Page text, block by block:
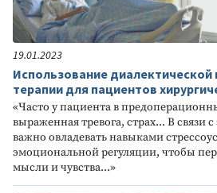
19.01.2023
Использование
терапии для пациентов
«Часто у пациента в
выраженная тревога, страх... В связи
важно овладевать навыками
эмоциональной регуляции, чтобы
мысли и чувства...»